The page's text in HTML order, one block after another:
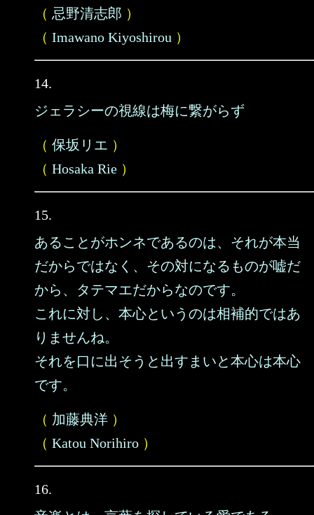
（ 忌野清志郎 ）
（ Imawano Kiyoshirou ）
14.
ジェラシーの視線は梅に繋がらず
（ 保坂リエ ）
（ Hosaka Rie ）
15.
あることがホンネであるのは、それが本当
だからではなく、その対になるものが嘘だ
から、タテマエだからなのです。
これに対し、本心というのは相補的ではあ
りませんね。
それを口に出そうと出すまいと本心は本心
です。
（ 加藤典洋 ）
（ Katou Norihiro ）
16.